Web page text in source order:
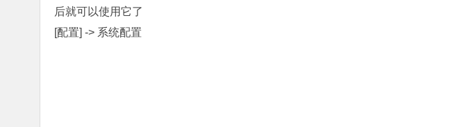
后就可以使用它了
[配置] -> 系统配置